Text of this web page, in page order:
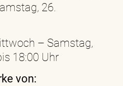
26.
– Samstag,
18:00 Uhr
von: